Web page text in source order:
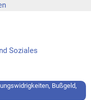
Soziales
Bußgeld,